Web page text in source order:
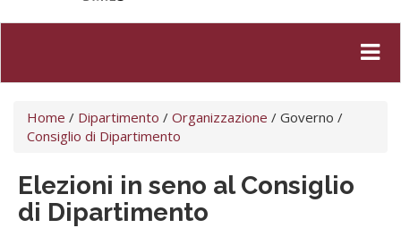
Tu
sei
Home / Dipartimento / Organizzazione / Governo /
Consiglio di Dipartimento
Elezioni in seno al Consiglio
di Dipartimento